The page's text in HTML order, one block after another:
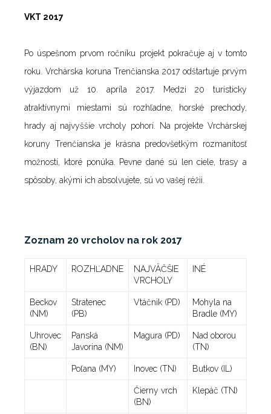
VKT 2017
Po úspešnom prvom ročníku projekt pokračuje aj v tomto
roku. Vrchárska koruna Trenčianska 2017 odštartuje prvým
výjazdom už 10. apríla 2017. Medzi 20 turisticky
atraktívnymi miestami sú rozhľadne, horské prechody,
hrady aj najvyššie vrcholy pohorí. Na projekte Vrchárskej
koruny Trenčianska je krásna predovšetkým rozmanitosť
možností, ktoré ponúka. Pevne dané sú len ciele, trasy a
spôsoby, akými ich absolvujete, sú vo vašej réžii.
Zoznam 20 vrcholov na rok 2017
HRADY ROZHĽADNE
NAJVÄČŠIE
VRCHOLY
INÉ
Beckov
(NM)
Stratenec
(PB)
Vtáčnik (PD)
Mohyla na
Bradle (MY)
Uhrovec
(BN)
Panská
Javorina (NM)
Magura (PD)
Nad oborou
(TN)
Poľana (MY) Inovec (TN) Butkov (IL)
Čierny vrch
(BN)
Klepáč (TN)